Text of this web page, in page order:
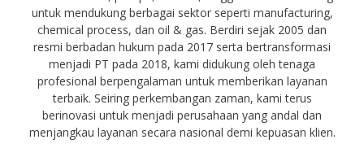
untuk mendukung berbagai sektor seperti manufacturing,
chemical process, dan oil & gas. Berdiri sejak 2005 dan
resmi berbadan hukum pada 2017 serta bertransformasi
menjadi PT pada 2018, kami didukung oleh tenaga
profesional berpengalaman untuk memberikan layanan
terbaik. Seiring perkembangan zaman, kami terus
berinovasi untuk menjadi perusahaan yang andal dan
menjangkau layanan secara nasional demi kepuasan klien.